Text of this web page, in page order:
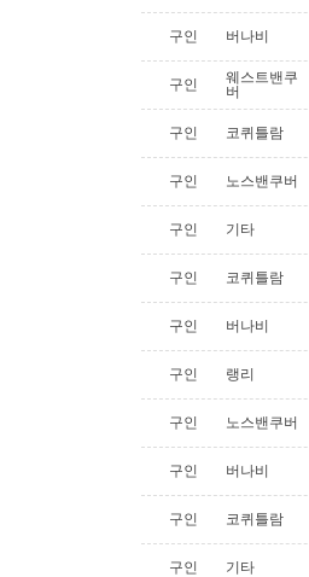
구인 버나비
구인
웨스트밴쿠
버
구인 코퀴틀람
구인 노스밴쿠버
구인 기타
구인 코퀴틀람
구인 버나비
구인 랭리
구인 노스밴쿠버
구인 버나비
구인 코퀴틀람
구인 기타